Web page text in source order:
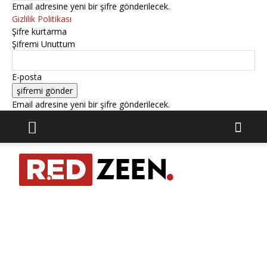
Email adresine yeni bir şifre gönderilecek.
Gizlilik Politikası
Şifre kurtarma
Şifremi Unuttum
E-posta
Email adresine yeni bir şifre gönderilecek.